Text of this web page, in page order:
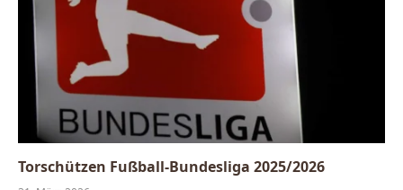
Torschützen Fußball-Bundesliga 2025/2026